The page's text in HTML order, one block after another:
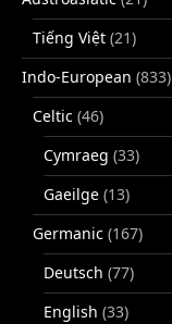
Tiếng Việt (21)
Indo-European (833)
Celtic (46)
Cymraeg (33)
Gaeilge (13)
Germanic (167)
Deutsch (77)
English (33)